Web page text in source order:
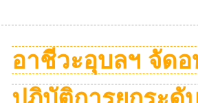
อาชีวะอุบลฯ จัดอ